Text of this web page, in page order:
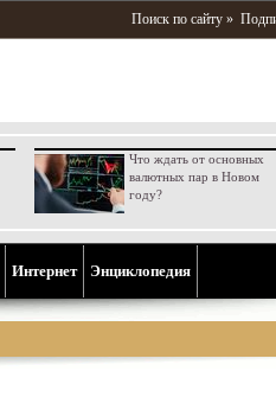
Поиск по сайту »
Что ждать от основных
валютных пар в Новом
году?
Интернет Энциклопедия